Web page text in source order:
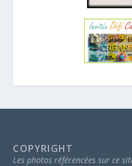
COPYRIGHT
Les photos référencées sur ce